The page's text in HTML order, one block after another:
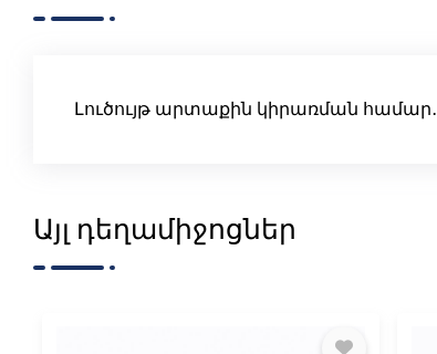
Լուծույթ արտաքին կիրառման համար․
Այլ դեղամիջոցներ